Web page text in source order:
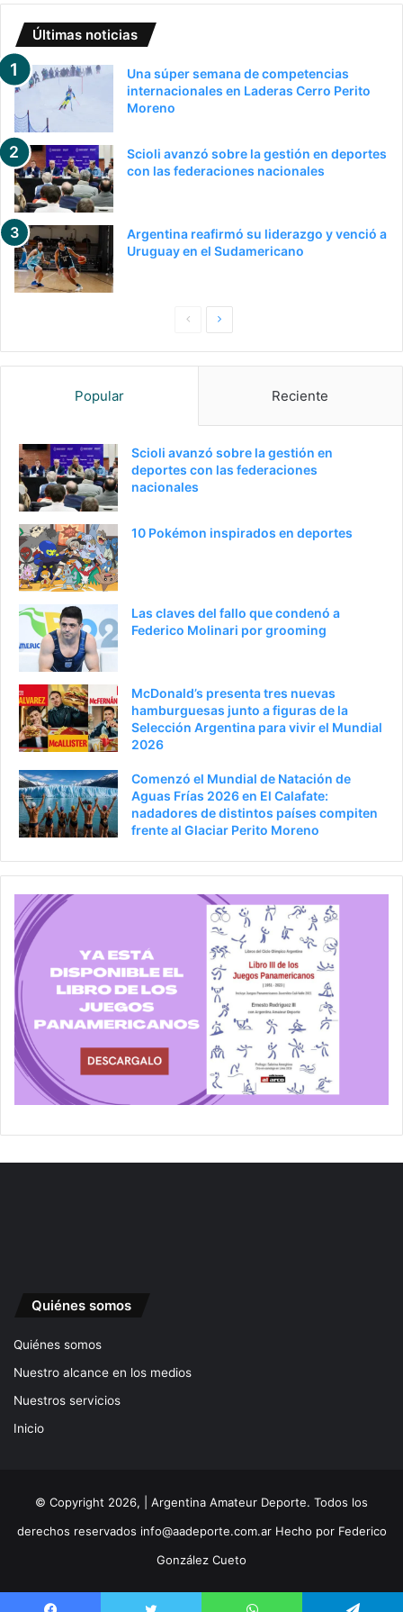
Últimas noticias
Una súper semana de competencias
internacionales en Laderas Cerro Perito
Moreno
Scioli avanzó sobre la gestión en deportes
con las federaciones nacionales
Argentina reafirmó su liderazgo y venció a
Uruguay en el Sudamericano
PaginaSiguiente
Popular Reciente
Scioli avanzó sobre la gestión en
deportes con las federaciones
nacionales
10 Pokémon inspirados en deportes
Las claves del fallo que condenó a
Federico Molinari por grooming
McDonald’s presenta tres nuevas
hamburguesas junto a figuras de la
Selección Argentina para vivir el Mundial
2026
Comenzó el Mundial de Natación de
Aguas Frías 2026 en El Calafate:
nadadores de distintos países compiten
frente al Glaciar Perito Moreno
Quiénes somos
Quiénes somos
Nuestro alcance en los medios
Nuestros servicios
Inicio
© Copyright 2026, | Argentina Amateur Deporte. Todos los
derechos reservados info@aadeporte.com.arHecho por Federico
González Cueto